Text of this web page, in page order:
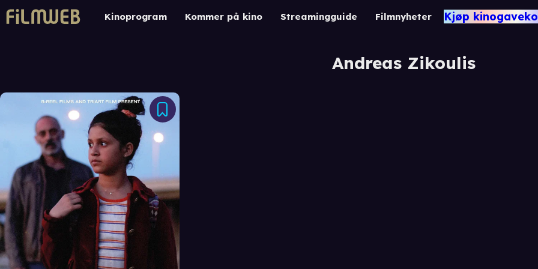
Kinoprogram Kommer på kino Streamingguide Filmnyheter Kjøp
Andreas Zikoulis